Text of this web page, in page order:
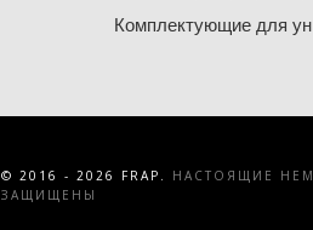
Комплектующие для
© 2016 - 2026 FRAP.
НАСТОЯЩИЕ
ЗАЩИЩЕНЫ